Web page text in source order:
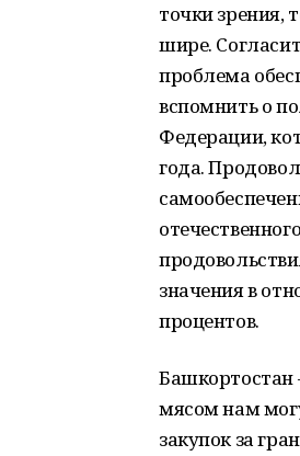
точки зрения,
шире.
проблема
вспомнить о
Федерации,
года.
значения в
процентов.
Башкортостан
мясом нам
закупок за